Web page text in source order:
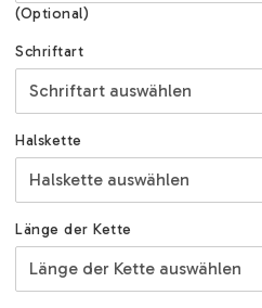
(Optional)
Schriftart
Halskette
Länge der Kette